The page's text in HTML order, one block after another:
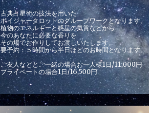
古典占星術の技法を用いた
ボイジャータロットのグループワークとなります。
植物のエネルギーと惑星の気質などから
今のあなたに必要な香りを
その場でお作りしてお渡しいたします。
要予約：５時間から半日ほどのお時間となります。
ご友人などとご一緒の場合お一人様1日/11,000円
プライベートの場合1日/16,500円